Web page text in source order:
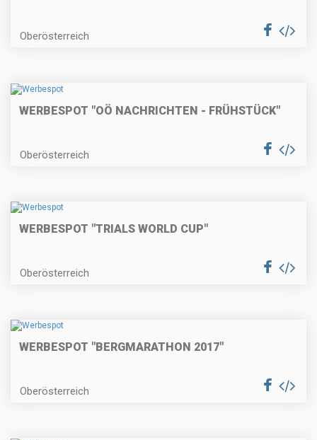
Oberösterreich
WERBESPOT "OÖ NACHRICHTEN - FRÜHSTÜCK"
Oberösterreich
WERBESPOT "TRIALS WORLD CUP"
Oberösterreich
WERBESPOT "BERGMARATHON 2017"
Oberösterreich